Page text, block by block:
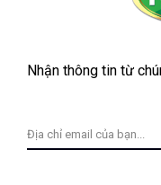
Nhận thông tin từ